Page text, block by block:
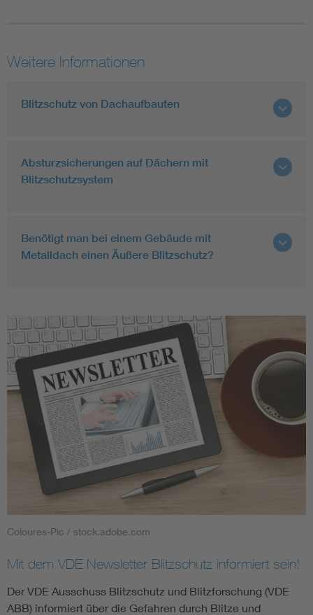
Weitere Informationen
Blitzschutz von Dachaufbauten
Absturzsicherungen auf Dächern mit
Blitzschutzsystem
Benötigt man bei einem Gebäude mit
Metalldach einen Äußere Blitzschutz?
Coloures-Pic / stock.adobe.com
Mit dem VDE Newsletter Blitzschutz informiert sein!
Der VDE Ausschuss Blitzschutz und Blitzforschung (VDE
ABB) informiert über die Gefahren durch Blitze und